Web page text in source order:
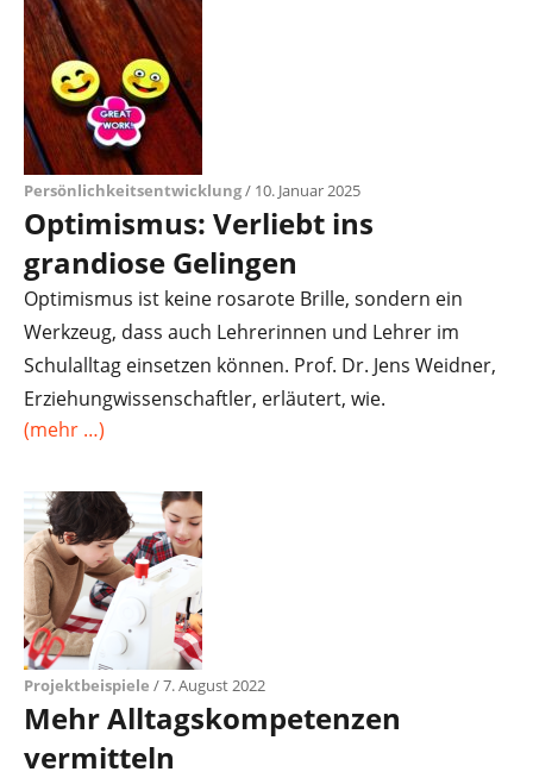
Persönlichkeitsentwicklung/ 10. Januar 2025
Optimismus: Verliebt ins
grandiose Gelingen
Optimismus ist keine rosarote Brille, sondern ein
Werkzeug, dass auch Lehrerinnen und Lehrer im
Schulalltag einsetzen können. Prof. Dr. Jens Weidner,
Erziehungwissenschaftler, erläutert, wie.
(mehr …)
Projektbeispiele / 7. August 2022
Mehr Alltagskompetenzen
vermitteln